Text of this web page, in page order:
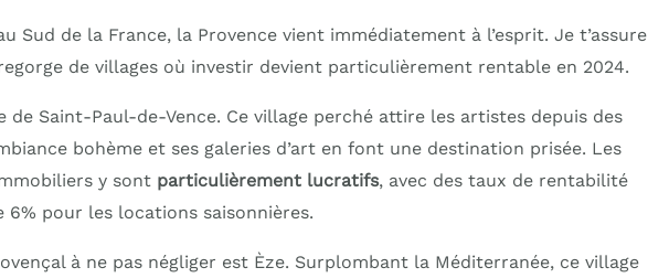
Sud de la France, la Provence vient immédiatement à l’esprit. Je t’assure
de villages où investir devient particulièrement rentable en 2024.
de Saint-Paul-de-Vence. Ce village perché attire les artistes depuis des
bohème et ses galeries d’art en font une destination prisée. Les
y sont particulièrement lucratifs, avec des taux de rentabilité
pour les locations saisonnières.
à ne pas négliger est Èze. Surplombant la Méditerranée, ce village